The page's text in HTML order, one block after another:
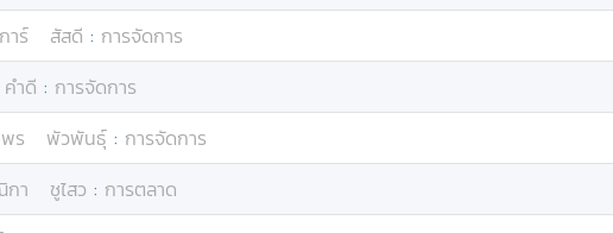
าร์ สัสดี : การจัดการ
คำดี : การจัดการ
ร พัวพันธุ์ : การจัดการ
กา ชูไสว : การตลาด